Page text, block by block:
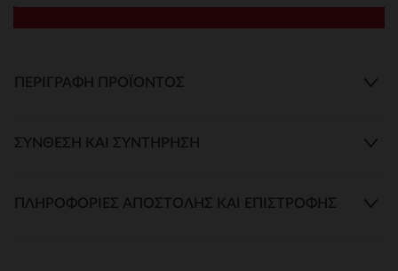
ΠΕΡΙΓΡΑΦΉ ΠΡΟΪΌΝΤΟΣ
ΣΎΝΘΕΣΗ ΚΑΙ ΣΥΝΤΉΡΗΣΗ
ΠΛΗΡΟΦΟΡΊΕΣ ΑΠΟΣΤΟΛΉΣ ΚΑΙ ΕΠΙΣΤΡΟΦΉΣ